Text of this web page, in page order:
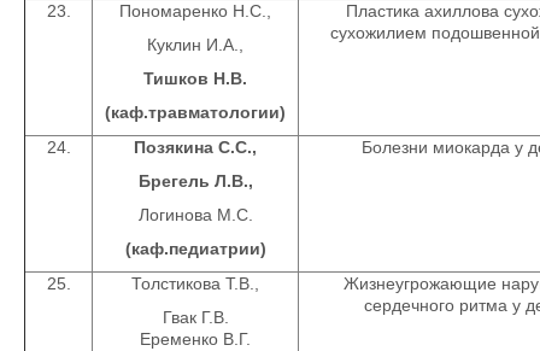
23.
Пономаренко Н.С.,
Куклин И.А.,
Тишков Н.В.
(каф.травматологии)
Пластика ахиллова
сухожилием
24.
Позякина С.С.,
Брегель Л.В.,
Логинова М.С.
(каф.педиатрии)
Болезни миокарда у
25.
Толстикова Т.В.,
Гвак Г.В.
Еременко В.Г.
Жизнеугрожающие
сердечного ритма у